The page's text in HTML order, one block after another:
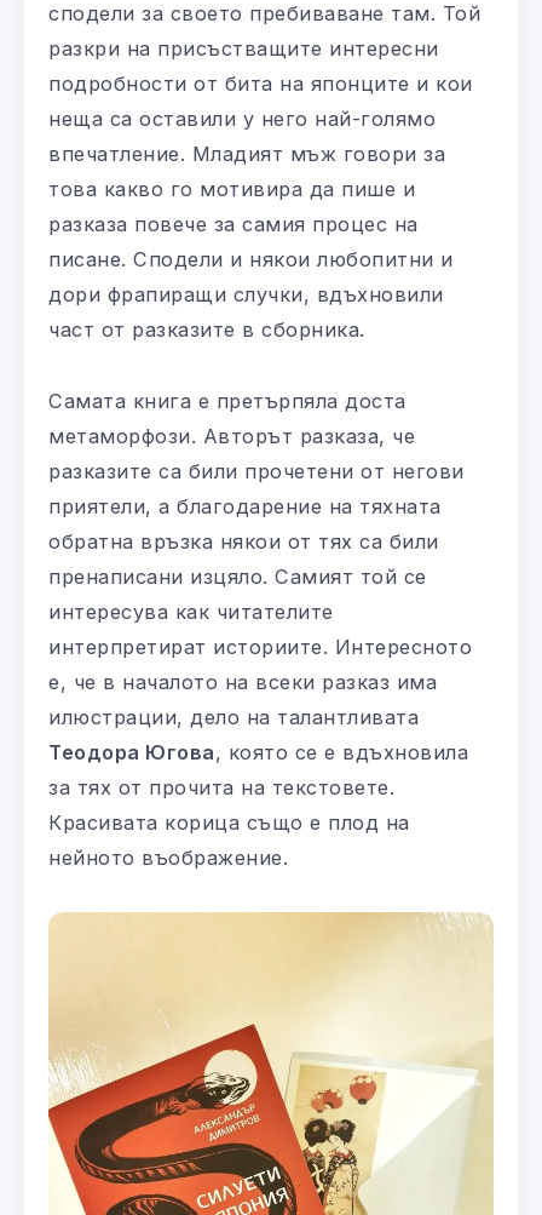
сподели за своето пребиваване там. Той
разкри на присъстващите интересни
подробности от бита на японците и кои
неща са оставили у него най-голямо
впечатление. Младият мъж говори за
това какво го мотивира да пише и
разказа повече за самия процес на
писане. Сподели и някои любопитни и
дори фрапиращи случки, вдъхновили
част от разказите в сборника.
Самата книга е претърпяла доста
метаморфози. Авторът разказа, че
разказите са били прочетени от негови
приятели, а благодарение на тяхната
обратна връзка някои от тях са били
пренаписани изцяло. Самият той се
интересува как читателите
интерпретират историите. Интересното
е, че в началото на всеки разказ има
илюстрации, дело на талантливата
Теодора Югова, която се е вдъхновила
за тях от прочита на текстовете.
Красивата корица също е плод на
нейното въображение.